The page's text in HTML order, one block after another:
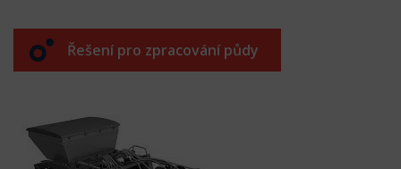
Řešení pro zpracování půdy